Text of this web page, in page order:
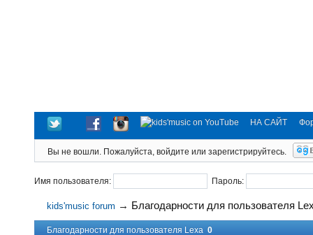
НА САЙТ
Вы не вошли. Пожалуйста, войдите или зарегистрируйтесь.
Имя пользователя: Пароль:
kids'music forum → Благодарности для пользователя
Благодарности для пользователя Lexa 0